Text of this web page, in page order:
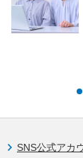
SNS公式アカ